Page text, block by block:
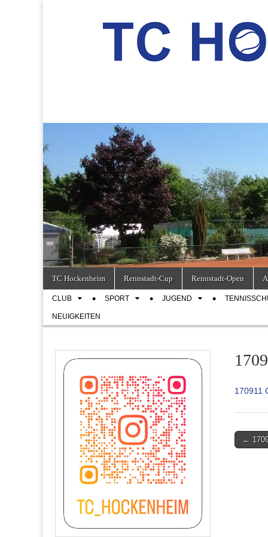
TC Hockenheim
Main
menu
content
TC Hockenheim Rennstadt-Cup Rennstadt-Open
SubCLUB SPORT JUGEND
NEUIGKEITEN
170911
Post
←